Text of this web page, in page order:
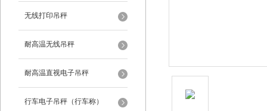
无线打印吊秤
耐高温无线吊秤
耐高温直视电子吊秤
行车电子吊秤（行车称）